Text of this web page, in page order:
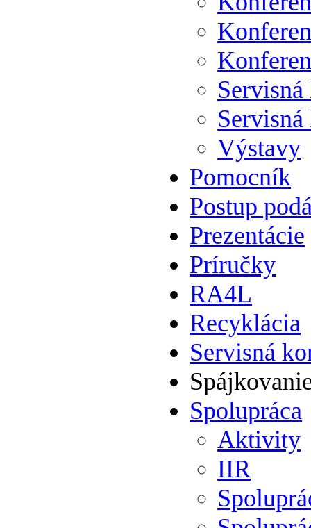
Výstavy
Pomocník
Postup
Prezentácie
Príručky
RA4L
Recyklácia
Servisná
Spolupráca
Aktivity
IIR